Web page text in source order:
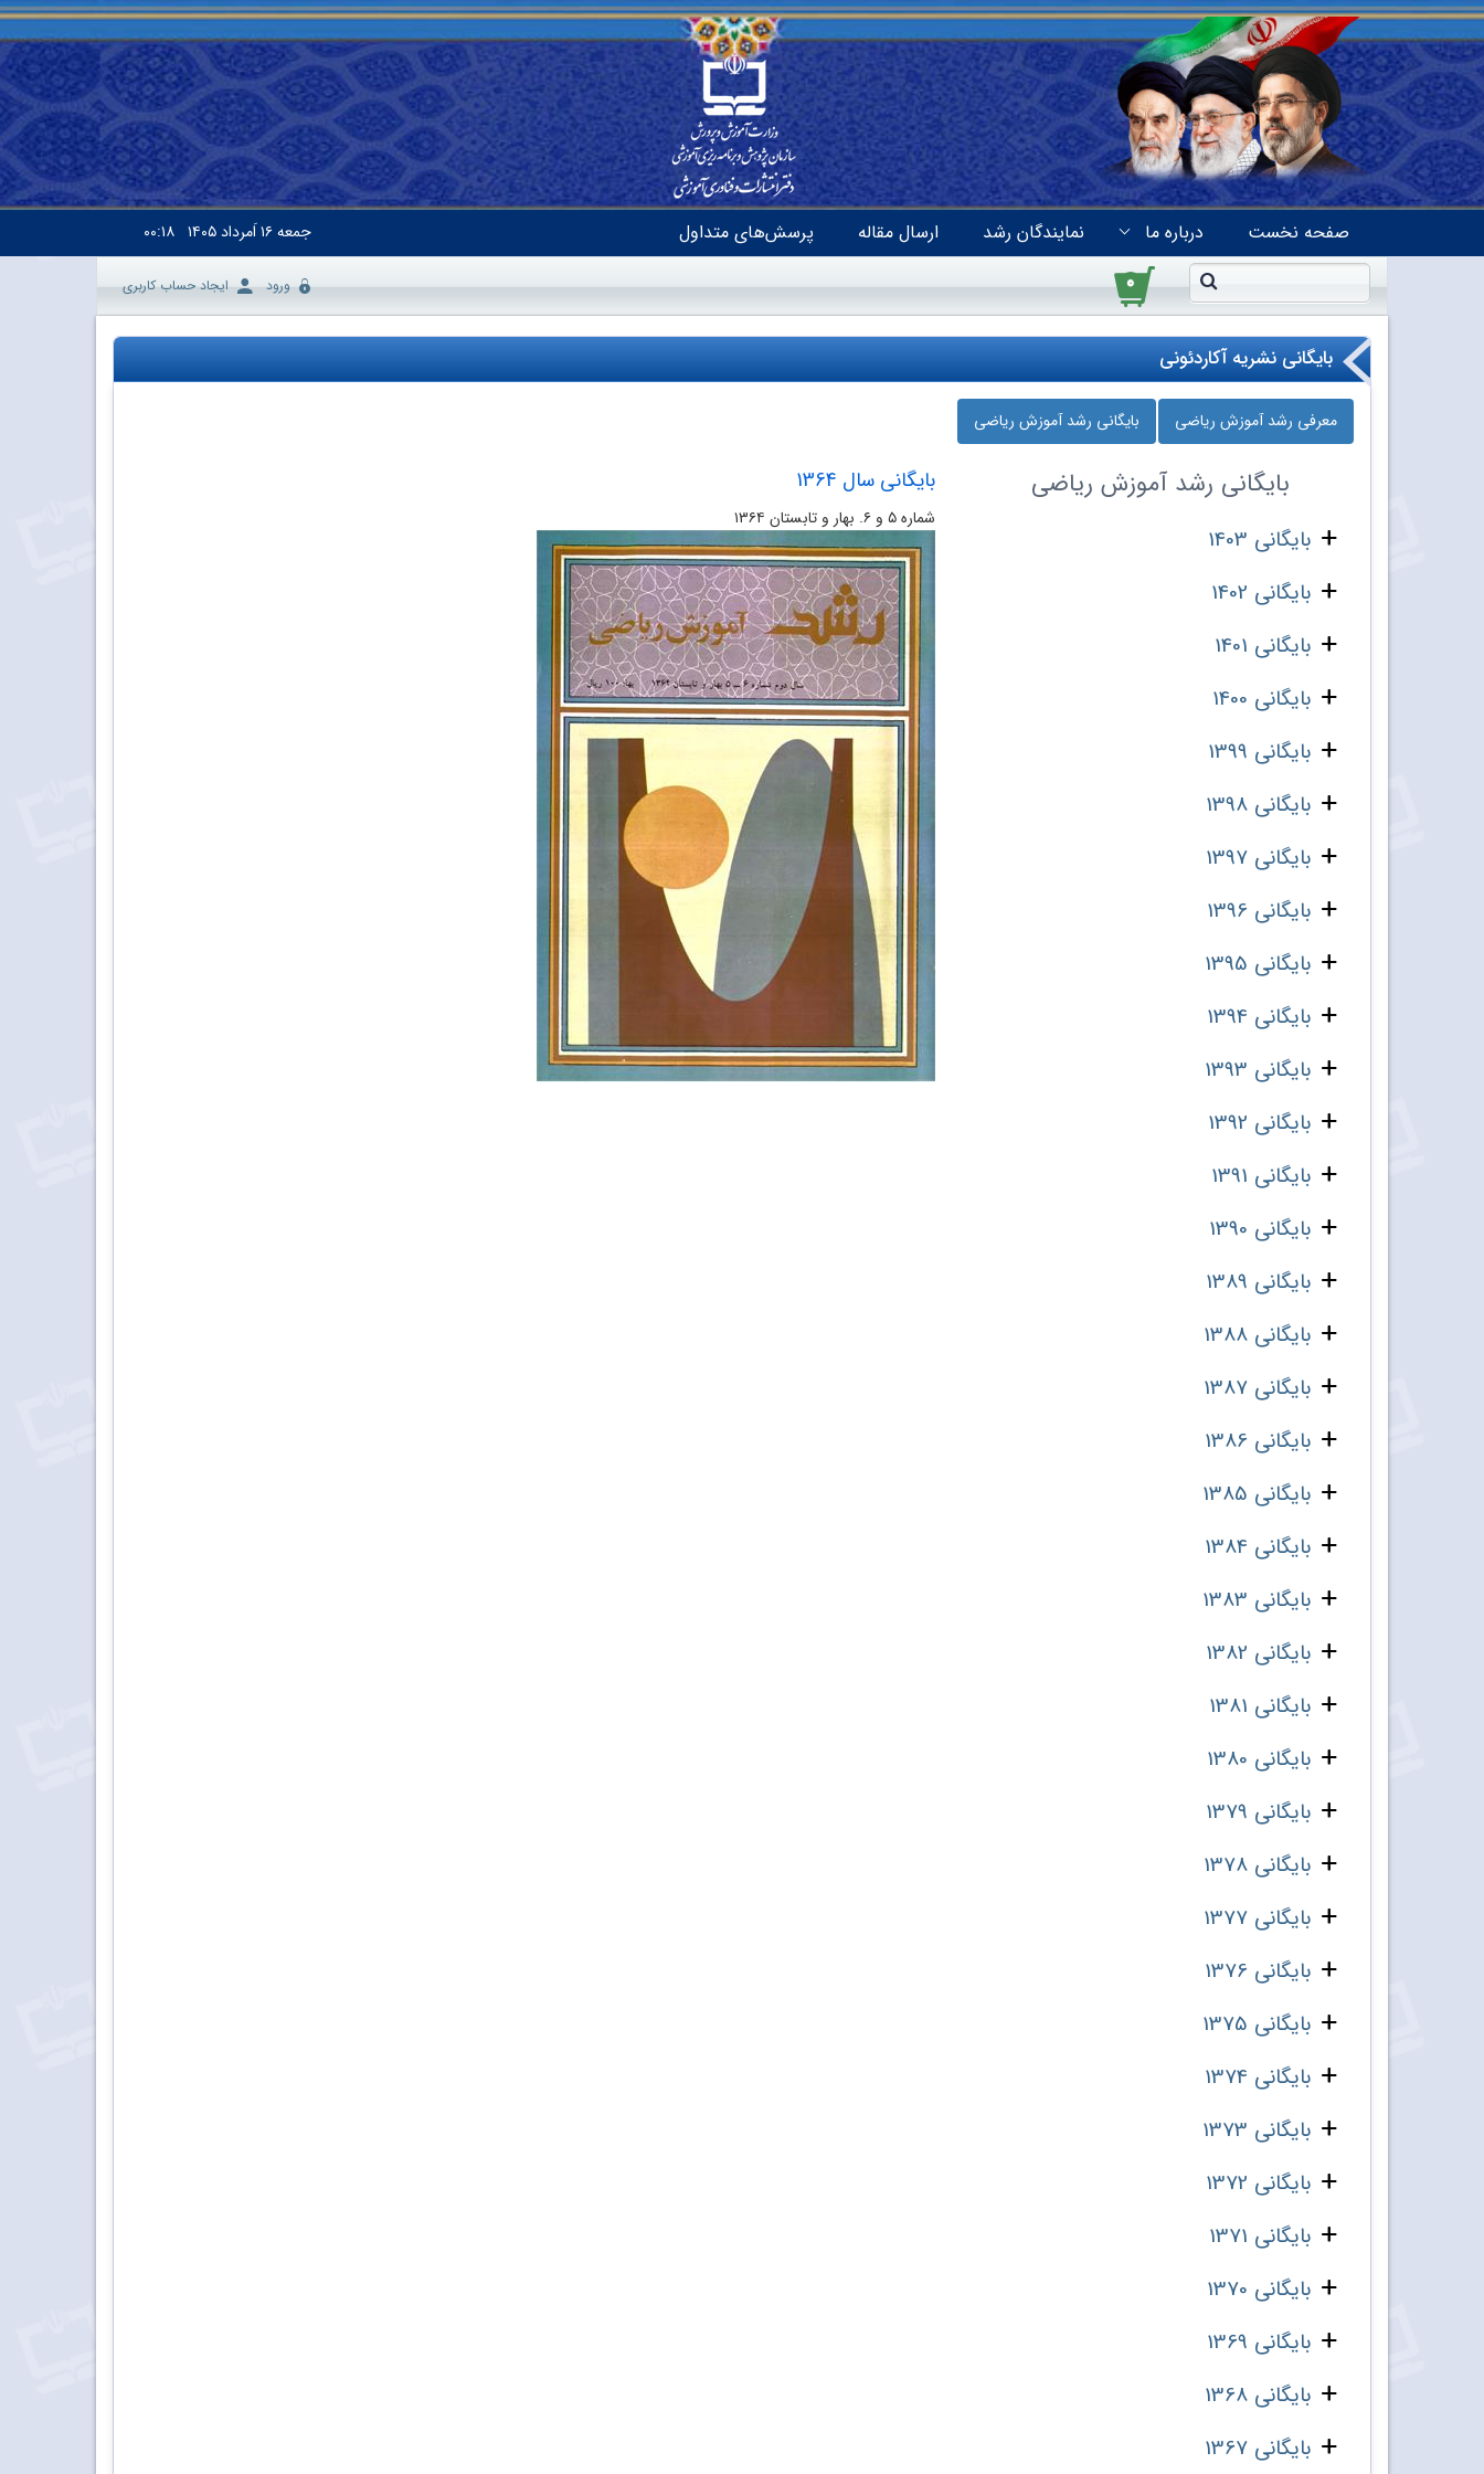
صفحه نخست درباره ما نمایندگان رشد ارسال مقاله پرسش‌های متداول جمعه۱۶ اَمرداد ۱۴۰۵ ۰۰:۱۸
۰ ورود ایجاد حساب کاربری
بایگانی نشریه آکاردئونی
معرفی رشد آموزش ریاضی بایگانی رشد آموزش ریاضی
بایگانی رشد آموزش ریاضی
بایگانی 1403
بایگانی 1402
بایگانی 1401
بایگانی 1400
بایگانی 1399
بایگانی 1398
بایگانی 1397
بایگانی 1396
بایگانی 1395
بایگانی 1394
بایگانی 1393
بایگانی 1392
بایگانی 1391
بایگانی 1390
بایگانی 1389
بایگانی 1388
بایگانی 1387
بایگانی 1386
بایگانی 1385
بایگانی 1384
بایگانی 1383
بایگانی 1382
بایگانی 1381
بایگانی 1380
بایگانی 1379
بایگانی 1378
بایگانی 1377
بایگانی 1376
بایگانی 1375
بایگانی 1374
بایگانی 1373
بایگانی 1372
بایگانی 1371
بایگانی 1370
بایگانی 1369
بایگانی 1368
بایگانی 1367
بایگانی سال 1364
شماره ۵ و ۶. بهار و تابستان ۱۳۶۴